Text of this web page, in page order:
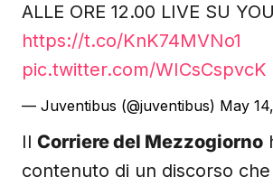
ALLE ORE 12.00 LIVE SU
https://t.co/KnK74MVNo1
pic.twitter.com/WICsCspvcK
— Juventibus (@juventibus) May
Il Corriere del Mezzogiorno
contenuto di un discorso